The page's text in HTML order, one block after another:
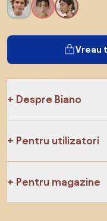
Vreau
Despre Biano
Pentru utilizatori
Pentru magazine